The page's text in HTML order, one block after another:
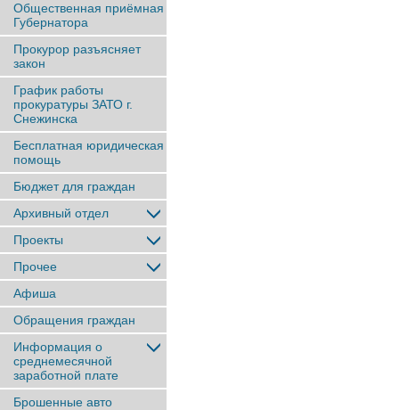
Общественная приёмная
Губернатора
Прокурор разъясняет
закон
График работы
прокуратуры ЗАТО г.
Снежинска
Бесплатная юридическая
помощь
Бюджет для граждан
Архивный отдел
Проекты
Прочее
Афиша
Обращения граждан
Информация о
среднемесячной
заработной плате
Брошенные авто